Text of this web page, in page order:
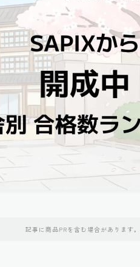
記事に商品PRを含む場合があります。